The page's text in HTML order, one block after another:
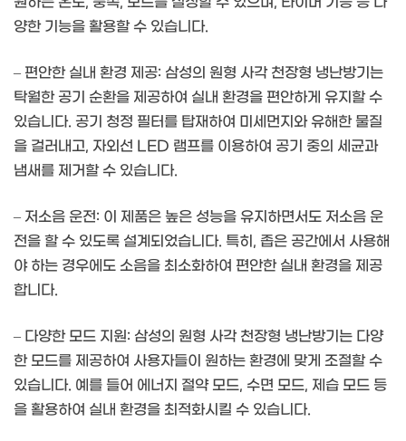
양한 기능을 활용할 수 있습니다.
– 편안한 실내 환경 제공: 삼성의 원형 사각 천장형 냉난방기는
탁월한 공기 순환을 제공하여 실내 환경을 편안하게 유지할 수
있습니다. 공기 청정 필터를 탑재하여 미세먼지와 유해한 물질
을 걸러내고, 자외선 LED 램프를 이용하여 공기 중의 세균과
냄새를 제거할 수 있습니다.
– 저소음 운전: 이 제품은 높은 성능을 유지하면서도 저소음 운
전을 할 수 있도록 설계되었습니다. 특히, 좁은 공간에서 사용해
야 하는 경우에도 소음을 최소화하여 편안한 실내 환경을 제공
합니다.
– 다양한 모드 지원: 삼성의 원형 사각 천장형 냉난방기는 다양
한 모드를 제공하여 사용자들이 원하는 환경에 맞게 조절할 수
있습니다. 예를 들어 에너지 절약 모드, 수면 모드, 제습 모드 등
을 활용하여 실내 환경을 최적화시킬 수 있습니다.